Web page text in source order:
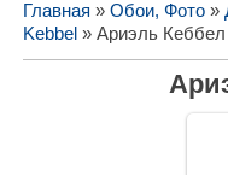
Главная » Обои, Фото»
Kebbel » Ариэль Кеббел